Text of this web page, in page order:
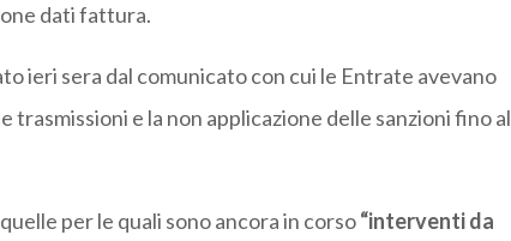
dati fattura.
ieri sera dal comunicato con cui le Entrate avevano
e la non applicazione delle sanzioni fino al
per le quali sono ancora in corso“interventi da